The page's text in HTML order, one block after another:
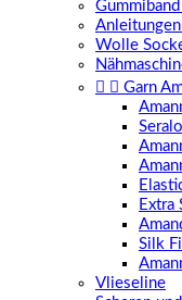
Wolle
  Garn
Extra
Silk
Vlieseline